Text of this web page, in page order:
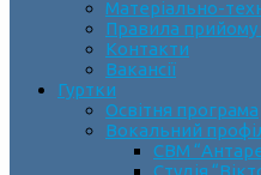
Матеріально-
Правила прийому
Контакти
Вакансії
Гуртки
Освітня програма
Вокальний
СВМ
Студія